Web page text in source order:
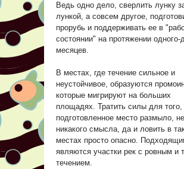
Ведь одно дело, сверлить лунку
лункой, а совсем другое,
прорубь и поддерживать ее в
состоянии" на протяжении одного-
месяцев.
В местах, где течение сильное и
неустойчивое, образуются
которые мигрируют на больших
площадях. Тратить силы для того,
подготовленное место размыло,
никакого смысла, да и ловить в
местах просто опасно.
являются участки рек с ровным и
течением.